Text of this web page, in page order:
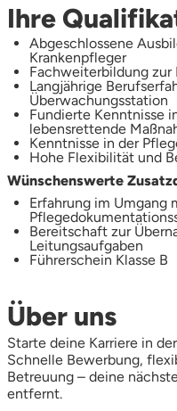
Ihre
Abgeschlossene
Krankenpfleger
Fachweiterbildung
Langjährige
Überwachungsstation
Fundierte Kenntnisse
lebensrettende
Kenntnisse in der
Hohe Flexibilität und
Wünschenswerte
Erfahrung im Umgang
Bereitschaft zur
Leitungsaufgaben
Führerschein Klasse B
Über uns
Starte deine Karriere in
Schnelle Bewerbung,
Betreuung – deine
entfernt.